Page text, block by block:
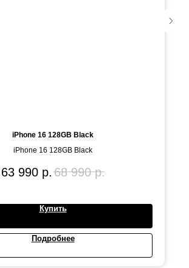
iPhone 16 128GB Black
iPhone 16 128GB Black
63 990 р. 68 990 р.
Купить
Подробнее